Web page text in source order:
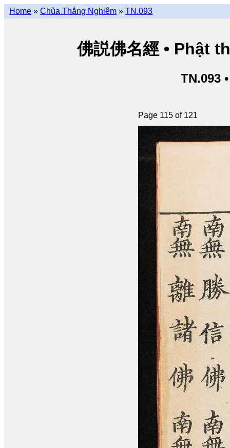
Home » Chùa Thắng Nghiêm » TN.093
佛説佛名經 • Phật
TN.093
Page 115 of 121